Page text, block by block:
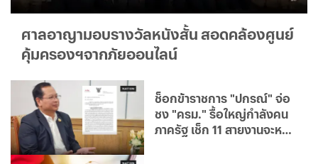
ศาลอาญามอบรางวัลหนังสั้น สอดคล้องศูนย์
คุ้มครองฯจากภัยออนไลน์
ช็อกข้าราชการ "ปกรณ์" จ่อ
ชง "ครม." รื้อใหญ่กำลังคน
ภาครัฐ เช็ก 11 สายงานจะหาย